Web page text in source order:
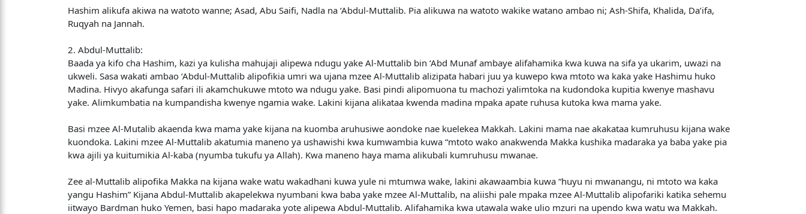
Hashim alikufa akiwa na watoto wanne; Asad, Abu Saifi, Nadla na ‘Abdul-Muttalib. Pia alikuwa na watoto wakike watano ambao ni; Ash-Shifa, Khalida, Da’ifa,
Ruqyah na Jannah.
2. Abdul-Muttalib:
Baada ya kifo cha Hashim, kazi ya kulisha mahujaji alipewa ndugu yake Al-Muttalib bin ‘Abd Munaf ambaye alifahamika kwa kuwa na sifa ya ukarim, uwazi na
ukweli. Sasa wakati ambao ‘Abdul-Muttalib alipofikia umri wa ujana mzee Al-Muttalib alizipata habari juu ya kuwepo kwa mtoto wa kaka yake Hashimu huko
Madina. Hivyo akafunga safari ili akamchukuwe mtoto wa ndugu yake. Basi pindi alipomuona tu machozi yalimtoka na kudondoka kupitia kwenye mashavu
yake. Alimkumbatia na kumpandisha kwenye ngamia wake. Lakini kijana alikataa kwenda madina mpaka apate ruhusa kutoka kwa mama yake.
Basi mzee Al-Mutalib akaenda kwa mama yake kijana na kuomba aruhusiwe aondoke nae kuelekea Makkah. Lakini mama nae akakataa kumruhusu kijana wake
kuondoka. Lakini mzee Al-Muttalib akatumia maneno ya ushawishi kwa kumwambia kuwa “mtoto wako anakwenda Makka kushika madaraka ya baba yake pia
kwa ajili ya kuitumikia Al-kaba (nyumba tukufu ya Allah). Kwa maneno haya mama alikubali kumruhusu mwanae.
Zee al-Muttalib alipofika Makka na kijana wake watu wakadhani kuwa yule ni mtumwa wake, lakini akawaambia kuwa “huyu ni mwanangu, ni mtoto wa kaka
yangu Hashim” Kijana Abdul-Muttalib akapelekwa nyumbani kwa baba yake mzee Al-Muttalib, na aliishi pale mpaka mzee Al-Muttalib alipofariki katika sehemu
iitwayo Bardman huko Yemen, basi hapo madaraka yote alipewa Abdul-Muttalib. Alifahamika kwa utawala wake ulio mzuri na upendo kwa watu wa Makkah.